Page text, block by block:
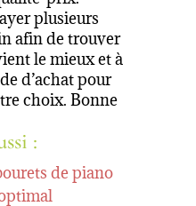
plusieurs
afin de trouver
le mieux et à
d’achat pour
choix. Bonne
:
de piano